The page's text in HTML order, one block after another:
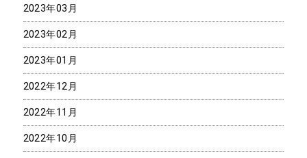
2023年03月
2023年02月
2023年01月
2022年12月
2022年11月
2022年10月